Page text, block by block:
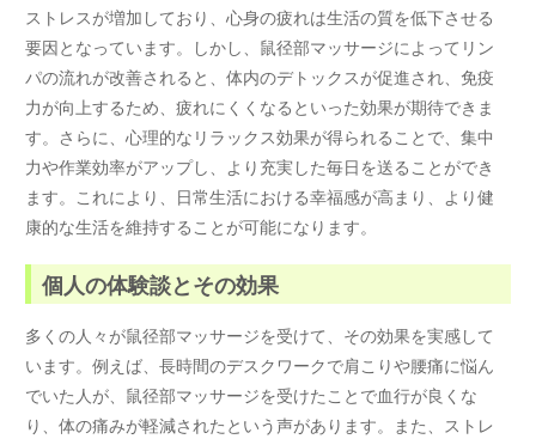
ストレスが増加しており、心身の疲れは生活の質を低下させる
要因となっています。しかし、鼠径部マッサージによってリン
パの流れが改善されると、体内のデトックスが促進され、免疫
力が向上するため、疲れにくくなるといった効果が期待できま
す。さらに、心理的なリラックス効果が得られることで、集中
力や作業効率がアップし、より充実した毎日を送ることができ
ます。これにより、日常生活における幸福感が高まり、より健
康的な生活を維持することが可能になります。
個人の体験談とその効果
多くの人々が鼠径部マッサージを受けて、その効果を実感して
います。例えば、長時間のデスクワークで肩こりや腰痛に悩ん
でいた人が、鼠径部マッサージを受けたことで血行が良くな
り、体の痛みが軽減されたという声があります。また、ストレ